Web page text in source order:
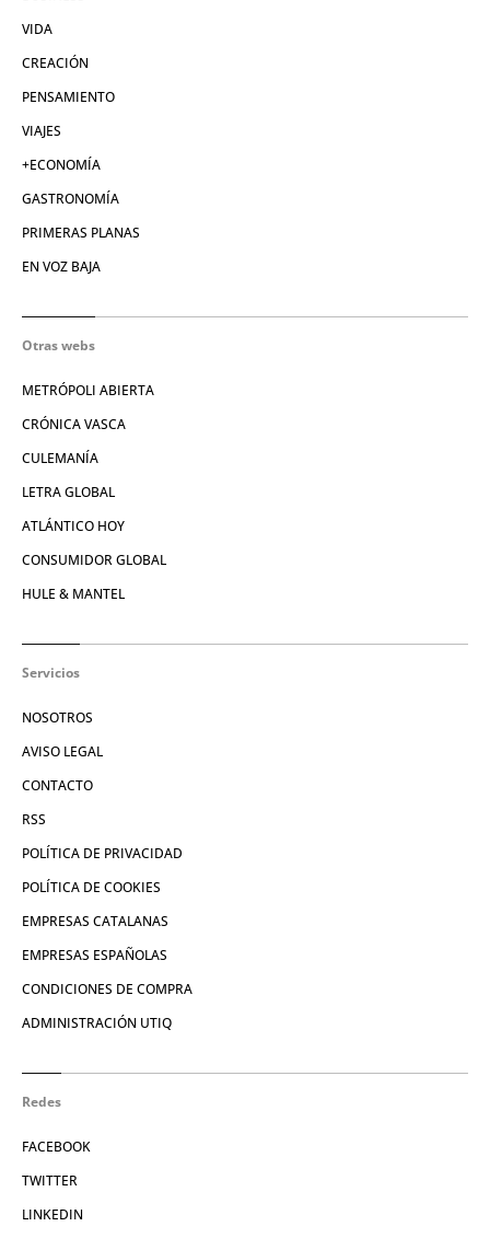
VIDA
CREACIÓN
PENSAMIENTO
VIAJES
+ECONOMÍA
GASTRONOMÍA
PRIMERAS PLANAS
EN VOZ BAJA
Otras webs
METRÓPOLI ABIERTA
CRÓNICA VASCA
CULEMANÍA
LETRA GLOBAL
ATLÁNTICO HOY
CONSUMIDOR GLOBAL
HULE & MANTEL
Servicios
NOSOTROS
AVISO LEGAL
CONTACTO
RSS
POLÍTICA DE PRIVACIDAD
POLÍTICA DE COOKIES
EMPRESAS CATALANAS
EMPRESAS ESPAÑOLAS
CONDICIONES DE COMPRA
ADMINISTRACIÓN UTIQ
Redes
FACEBOOK
TWITTER
LINKEDIN